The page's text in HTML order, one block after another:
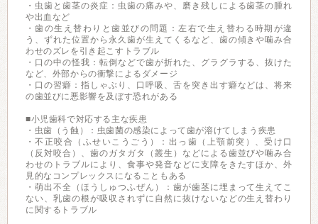
・虫歯と歯茎の炎症：虫歯の痛みや、磨き残しによる歯茎の腫れ
や出血など
・歯の生え替わりと歯並びの問題：左右で生え替わる時期が違
う、ずれた位置から永久歯が生えてくるなど、歯の傾きや噛み合
わせのズレを引き起こすトラブル
・口の中の怪我：転倒などで歯が折れた、グラグラする、抜けた
など、外部からの衝撃によるダメージ
・口の習癖：指しゃぶり、口呼吸、舌を突き出す癖などは、将来
の歯並びに悪影響を及ぼす恐れがある
■小児歯科で対応する主な疾患
・虫歯（う蝕）：虫歯菌の感染によって歯が溶けてしまう疾患
・不正咬合（ふせいこうごう）：出っ歯（上顎前突）、受け口
（反対咬合）、歯のガタガタ（叢生）などによる歯並びや噛み合
わせのトラブルにより、食事や発音などに支障をきたすほか、外
見的なコンプレックスになることもある
・萌出不全（ほうしゅつふぜん）：歯が歯茎に埋まって生えてこ
ない、乳歯の根が吸収されずに自然に抜けないなどの生え替わり
に関するトラブル